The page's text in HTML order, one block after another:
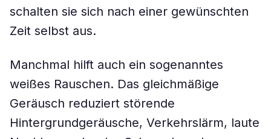
schalten sie sich nach einer gewünschten
Zeit selbst aus.
Manchmal hilft auch ein sogenanntes
weißes Rauschen. Das gleichmäßige
Geräusch reduziert störende
Hintergrundgeräusche, Verkehrslärm, laute